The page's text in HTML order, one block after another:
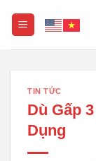
TIN TỨC
Dù Gấp
Dụng